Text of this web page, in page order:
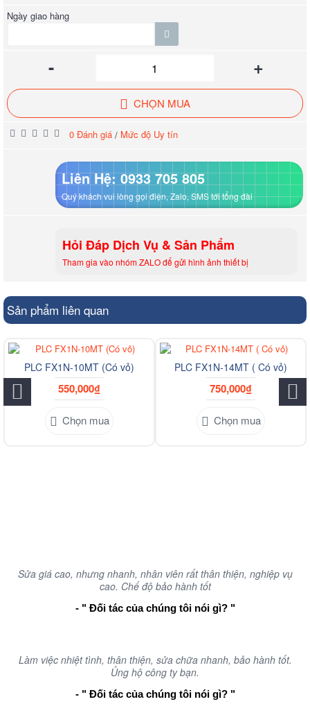
Ngày giao hàng
- +
CHỌN MUA
0 Đánh giá / Mức độ Uy tín
Liên Hệ: 0933 705 805
Quý khách vui lòng gọi điện, Zalo, SMS tới tổng đài
Hỏi Đáp Dịch Vụ & Sản Phẩm
Tham gia vào nhóm ZALO để gửi hình ảnh thiết bị
Sản phẩm liên quan
PLC FX1N-10MT (Có vỏ)
550,000₫
Chọn mua
PLC FX1N-14MT ( Có vỏ)
750,000₫
Chọn mua
Sửa giá cao, nhưng nhanh, nhân viên rất thân thiện, nghiệp vụ
cao. Chế độ bảo hành tốt
- " Đối tác của chúng tôi nói gì? "
Làm việc nhiệt tình, thân thiện, sửa chữa nhanh, bảo hành tốt.
Ủng hộ công ty bạn.
- " Đối tác của chúng tôi nói gì? "